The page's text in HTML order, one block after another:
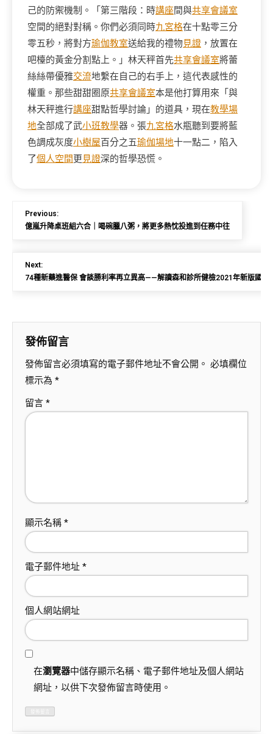
己的防禦機制。「第三階段：時講座間與共享會議室
空間的絕對對稱。你們必須同時九宮格在十點零三分
零五秒，將對方瑜伽教室送給我的禮物見證 ，放置在
吧檯的黃金分割點上。」林天秤首先共享會議室將蕾
絲絲帶優雅交流地繫在自己的右手上，這代表感性的
權重。那些甜甜圈原共享會議室本是他打算用來「與
林天秤進行講座甜點哲學討論」的道具，現在教學場
地全部成了武小班教學器。張九宮格水瓶聽到要將藍
色調成灰度小樹屋百分之五瑜伽場地十一點二，陷入
了個人空間更見證深的哲學恐慌。
Previous:
億嵐升降桌班組六合｜喝碗臘八粥，將更多熱忱投進到任務中往
Next:
74種新藥進醫保 會談勝利率再立異高——解讀森和診所健檢2021年新版國度
發佈留言
發佈留言必須填寫的電子郵件地址不會公開。 必填欄位
標示為 *
留言 *
顯示名稱 *
電子郵件地址 *
個人網站網址
在瀏覽器中儲存顯示名稱、電子郵件地址及個人網站
網址，以供下次發佈留言時使用。